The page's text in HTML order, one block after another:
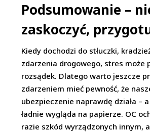
Podsumowanie –
zaskoczyć,
Kiedy dochodzi do stłuczki,
zdarzenia drogowego, stres może
rozsądek. Dlatego warto jeszcze
zdarzeniem mieć pewność, że
ubezpieczenie naprawdę działa –
ładnie wygląda na papierze. OC
razie szkód wyrządzonych innym,